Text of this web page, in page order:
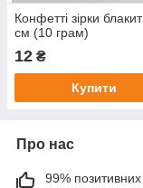
Конфетті зірки
см (10 грам)
12 ₴
Купити
Про нас
99% позитивних